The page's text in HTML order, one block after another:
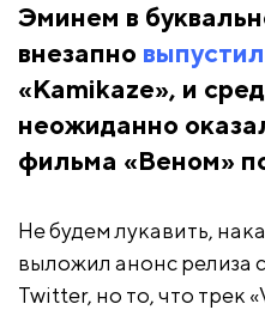
Эминем в
внезапно выпустил
«Kamikaze», и
неожиданно
фильма «Веном»
Не будем лукавить,
выложил анонс релиза
Twitter, но то, что трек